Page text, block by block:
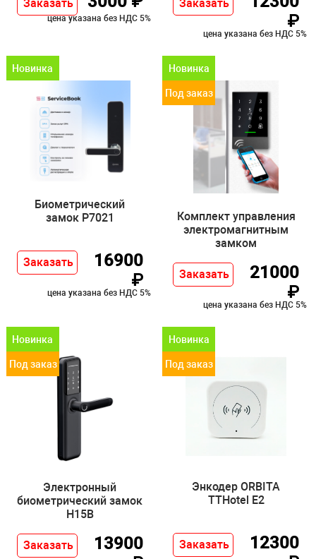
Заказать
цена указана без НДС 5%
Заказать
₽
цена указана без НДС 5%
Биометрический
замок P7021
Заказать
16900
₽
Новинка
цена указана без НДС 5%
Комплект управления
электромагнитным
замком
Заказать
21000
₽
Новинка
Под заказ
цена указана без НДС 5%
Электронный
биометрический замок
H15B
Заказать
13900
Новинка
Под заказ
Энкодер ORBITA
TTHotel E2
Заказать
12300
Новинка
Под заказ